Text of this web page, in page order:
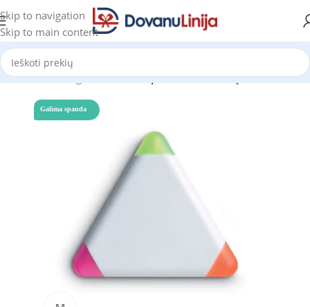
Skip to navigation
Skip to main content
Pradžia Katalogas Tušinukai, pieštukai, rašiklių rinkiniai
Galima spauda